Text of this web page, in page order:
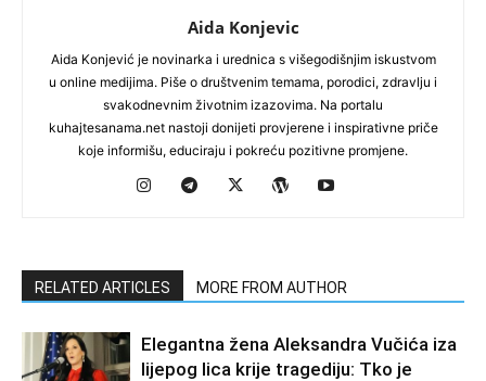
Aida Konjevic
Aida Konjević je novinarka i urednica s višegodišnjim iskustvom
u online medijima. Piše o društvenim temama, porodici, zdravlju i
svakodnevnim životnim izazovima. Na portalu
kuhajtesanama.net nastoji donijeti provjerene i inspirativne priče
koje informišu, educiraju i pokreću pozitivne promjene.
RELATED ARTICLES MORE FROM AUTHOR
Elegantna žena Aleksandra Vučića iza
lijepog lica krije tragediju: Tko je